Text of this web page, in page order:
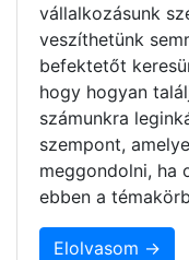
vállalkozásunk
veszíthetünk
befektetőt
hogy hogyan
számunkra
szempont,
meggondolni, ha
ebben a
Elolvasom →